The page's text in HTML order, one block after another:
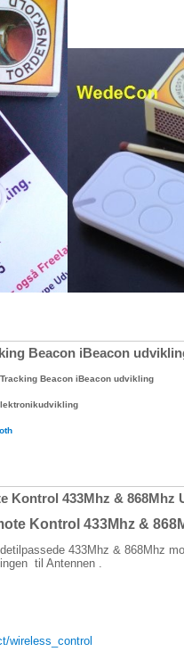
Beacon iBeacon
Tracking Beacon iBeacon udvikling
Kontrol 433Mhz & 868Mhz
Kontrol 433Mhz &
433Mhz & 868Mhz
til Antennen .
wireless_control